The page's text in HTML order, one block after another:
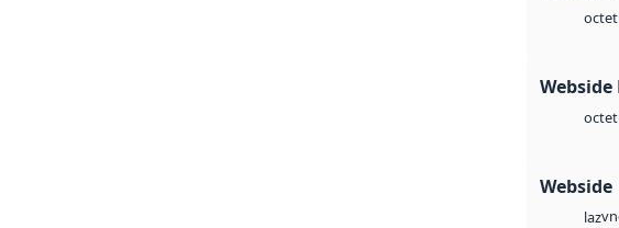
octet
Webside
octet
Webside
laz